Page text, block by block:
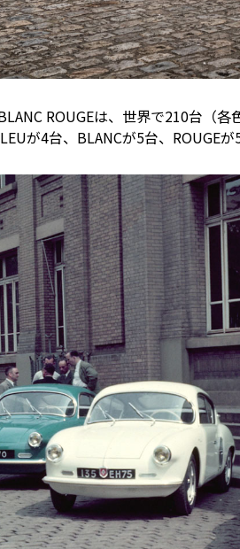
ROUGEは、世界で210台（
が4台、BLANCが5台、ROUGEが